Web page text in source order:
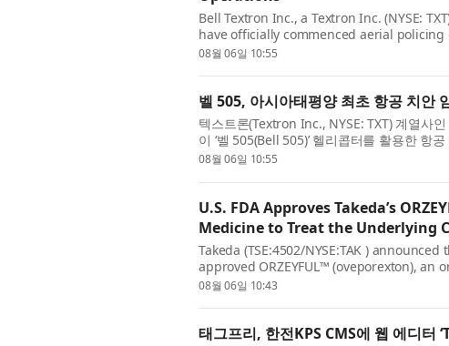
Bell Textron Inc., a Textron Inc. (NYSE:
have officially commenced aerial
landmark moment for aviation in the Asia-
08월 06일 10:55
벨 505, 아시아태평양 최초 항공 치안
텍스트론(Textron Inc., NYSE: TXT) 계열사
이 ‘벨 505(Bell 505)’ 헬리콥터를 활용한 항
시아태평양 지역 항공 분야의 역사적인 이정
08월 06일 10:55
U.S. FDA Approves Takeda’s
Medicine to Treat the Underlying
Takeda (TSE:4502/NYSE:TAK )
approved ORZEYFUL™ (oveporexton), an
treatment of narcolepsy type 1 (NT1,
08월 06일 10:43
태그프리, 한전KPS CMS에 웹 에디터